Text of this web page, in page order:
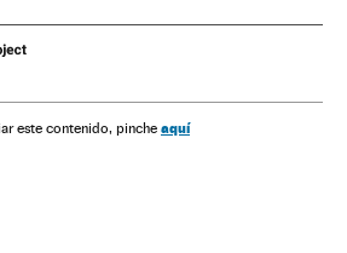
do Norte
este contenido, pinche aquí